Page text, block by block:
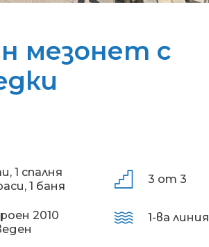
мезонет с
1 спалня
1 баня
2010
3 от 3
1-ва линия